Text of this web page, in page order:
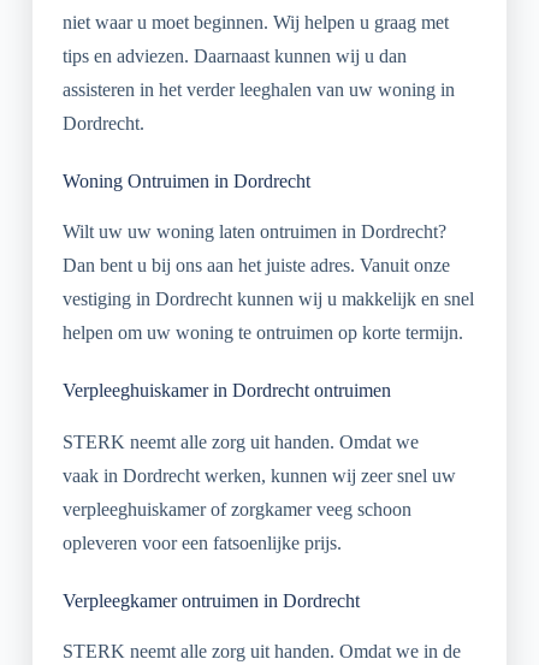
niet waar u moet beginnen. Wij helpen u graag met
tips en adviezen. Daarnaast kunnen wij u dan
assisteren in het verder leeghalen van uw woning in
Dordrecht.
Woning Ontruimen in Dordrecht
Wilt uw uw woning laten ontruimen in Dordrecht?
Dan bent u bij ons aan het juiste adres. Vanuit onze
vestiging in Dordrecht kunnen wij u makkelijk en snel
helpen om uw woning te ontruimen op korte termijn.
Verpleeghuiskamer in Dordrecht ontruimen
STERK neemt alle zorg uit handen. Omdat we
vaak in Dordrecht werken, kunnen wij zeer snel uw
verpleeghuiskamer of zorgkamer veeg schoon
opleveren voor een fatsoenlijke prijs.
Verpleegkamer ontruimen in Dordrecht
STERK neemt alle zorg uit handen. Omdat we in de